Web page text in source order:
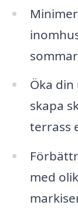
Öka
skapa
terrass
med